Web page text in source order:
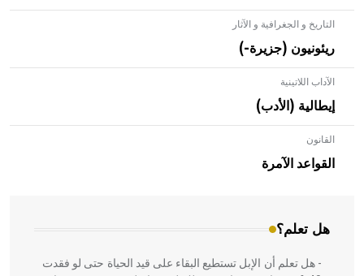
التاريخ و الجغرافية و الآثار
ريئونيون (جزيرة-)
الآداب اللاتينية
إيطالية (الأدب)
القانون
القواعد الآمرة
هل تعلم؟
- هل تعلم أن الأبلق نوع من الفنون الهندسية التي ارتبطت
بالعمارة الإسلامية في بلاد الشام ومصر خاصة، حيث يحرص
المعمار على بناء مداميكه وخاصة في الواجهات
- هل تعلم أن الإبل تستطيع البقاء على قيد الحياة حتى لو فقدت